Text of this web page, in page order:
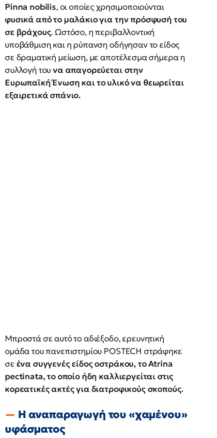
Pinna nobilis, οι οποίες χρησιμοποιούνται
φυσικά από το μαλάκιο για την πρόσφυσή του
σε βράχους. Ωστόσο, η περιβαλλοντική
υποβάθμιση και η ρύπανση οδήγησαν το είδος
σε δραματική μείωση, με αποτέλεσμα σήμερα η
συλλογή τουνα απαγορεύεται στην
Ευρωπαϊκή Ένωση και το υλικό να θεωρείται
εξαιρετικά σπάνιο.
Μπροστά σε αυτό το αδιέξοδο, ερευνητική
ομάδα του πανεπιστημίου POSTECH στράφηκε
σε ένα συγγενές είδος οστράκου, το Atrina
pectinata, το οποίο ήδη καλλιεργείται στις
κορεατικές ακτές για διατροφικούς σκοπούς.
Η αναπαραγωγή του «χαμένου»
υφάσματος